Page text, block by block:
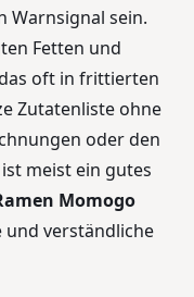
Warnsignal sein.
Fetten und
oft in frittierten
Zutatenliste ohne
oder den
meist ein gutes
Momogo
verständliche